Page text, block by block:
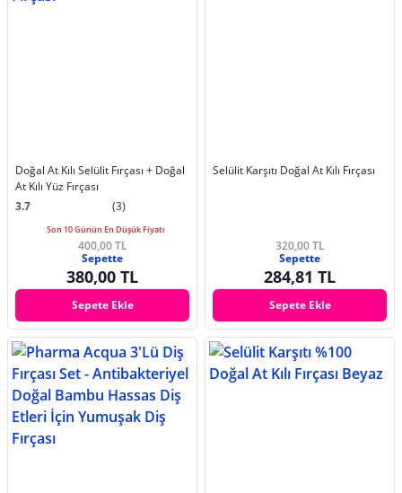
Doğal At Kılı Selülit Fırçası + Doğal
At Kılı Yüz Fırçası
3.7
(3)
Son 10 Günün En Düşük Fiyatı
400,00 TL
Sepette
380,00 TL
Sepete Ekle
Selülit Karşıtı Doğal At Kılı Fırçası
320,00 TL
Sepette
284,81 TL
Sepete Ekle